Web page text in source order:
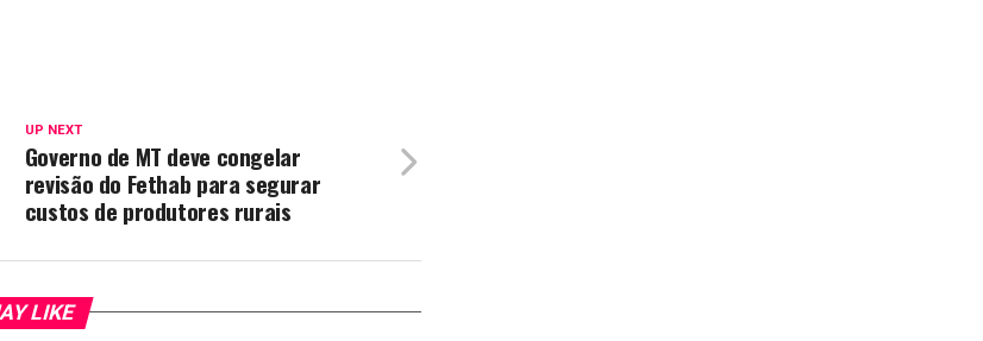
UP NEXT
Governo de MT deve congelar
revisão do Fethab para segurar
custos de produtores rurais
LIKE